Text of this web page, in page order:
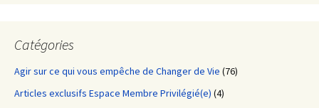
Catégories
Agir sur ce qui vous empêche de Changer de Vie (76)
Articles exclusifs Espace Membre Privilégié(e) (4)